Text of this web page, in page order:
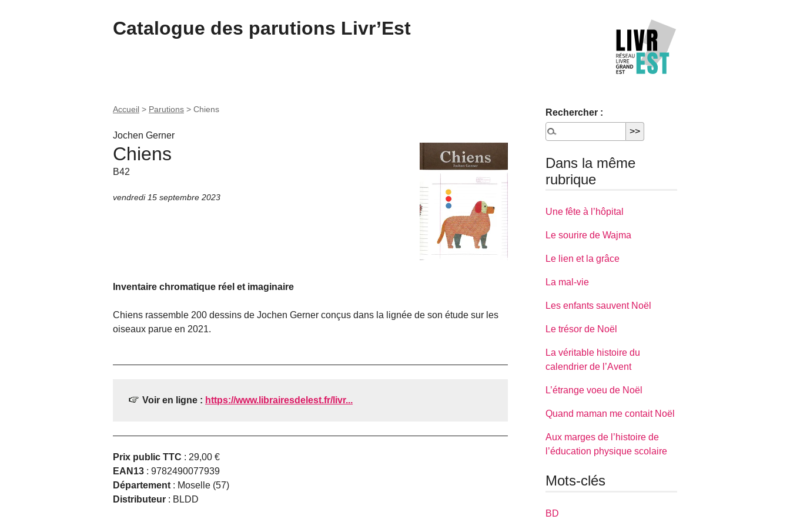
Catalogue des parutions Livr’Est
Accueil > Parutions > Chiens
Jochen Gerner
Chiens
B42
vendredi 15 septembre 2023
Inventaire chromatique réel et imaginaire
Chiens rassemble 200 dessins de Jochen Gerner conçus dans la lignée de son étude sur les
oiseaux parue en 2021.
Voir en ligne : https://www.librairesdelest.fr/livr...
Prix public TTC : 29,00 €
EAN13 : 9782490077939
Département : Moselle (57)
Distributeur : BLDD
Rechercher :
Dans la même
rubrique
Une fête à l’hôpital
Le sourire de Wajma
Le lien et la grâce
La mal-vie
Les enfants sauvent Noël
Le trésor de Noël
La véritable histoire du
calendrier de l’Avent
L’étrange voeu de Noël
Quand maman me contait Noël
Aux marges de l’histoire de
l’éducation physique scolaire
Mots-clés
BD